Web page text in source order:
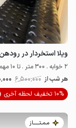
ویلا استخردار در
2 خوابه . 300 متر . تا 10 مهمان
هر شب از 6٬500٬000
10% تخفیف لحظه آخری
مـمـتــــــاز